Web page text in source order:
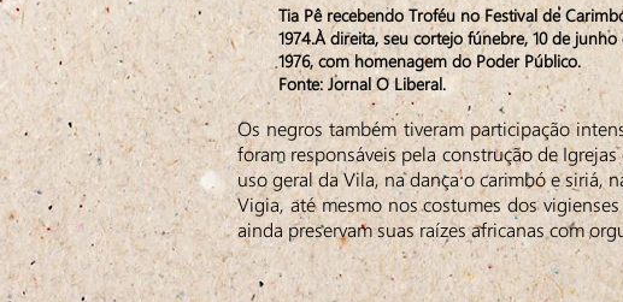
Tia Pê recebendo Troféu no Festival de
1974.À direita, seu cortejo fúnebre, 10 de junho
1976, com homenagem do Poder Público.
Fonte: Jornal O Liberal.
Os negros também tiveram participação
foram responsáveis pela construção de
uso geral da Vila, na dança o carimbó e siriá,
Vigia, até mesmo nos costumes dos
ainda preservam suas raízes africanas com